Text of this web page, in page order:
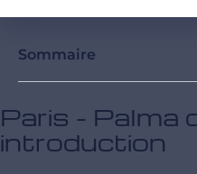
Sommaire
Paris - Palma
introduction